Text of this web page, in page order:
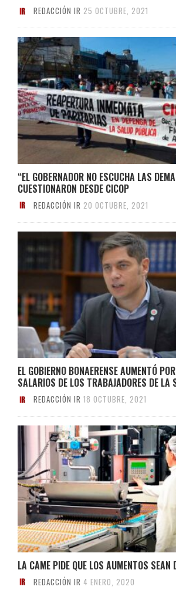
REDACCIÓN IR 25 OCTUBRE, 2021
“EL GOBERNADOR NO ESCUCHA LAS
CUESTIONARON DESDE CICOP
REDACCIÓN IR 20 OCTUBRE, 2021
EL GOBIERNO BONAERENSE AUMENTÓ
SALARIOS DE LOS TRABAJADORES DE LA
REDACCIÓN IR 18 OCTUBRE, 2021
LA CAME PIDE QUE LOS AUMENTOS SEAN
REDACCIÓN IR 4 ENERO, 2020